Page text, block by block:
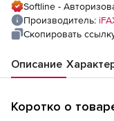
Softline -
Производитель:
Скопировать
Описание
Коротко о